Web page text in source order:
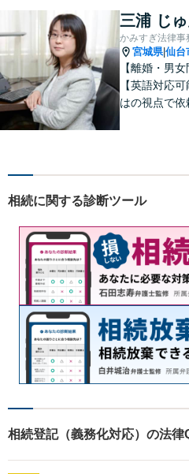
ださい。離婚
／交通事故／
幅広く対応。
応可能】
三浦 じ
かみすぎ法律事
宮城県|仙台
【離婚・男
【英語対応
はの視点で依
のお困り事
い。
相続に関する診断ツール
相続登記（義務化対応）の法